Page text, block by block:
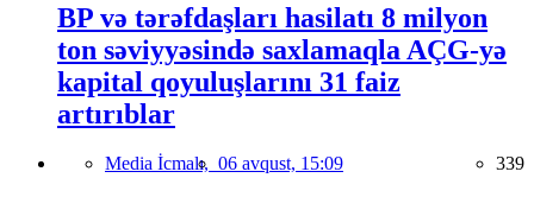
BP və tərəfdaşları hasilatı 8 milyon
ton səviyyəsində saxlamaqla AÇG-yə
kapital qoyuluşlarını 31 faiz
artırıblar
Media İcmalı, 06 avqust, 15:09 339